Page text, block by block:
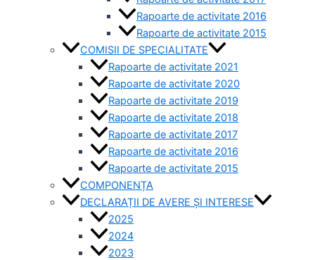
Rapoarte de activitate 2016
Rapoarte de activitate 2015
COMISII DE SPECIALITATE
Rapoarte de activitate 2021
Rapoarte de activitate 2020
Rapoarte de activitate 2019
Rapoarte de activitate 2018
Rapoarte de activitate 2017
Rapoarte de activitate 2016
Rapoarte de activitate 2015
COMPONENȚA
DECLARAȚII DE AVERE ȘI INTERESE
2025
2024
2023